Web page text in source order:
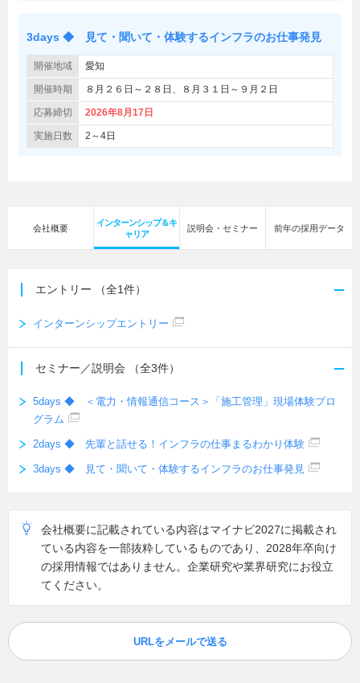
3days ◆ 見て・聞いて・体験するインフラのお仕事発見
開催地域 愛知
開催時期 ８月２６日～２８日、８月３１日～９月２日
応募締切 2026年8月17日
実施日数 2～4日
会社概要
インターンシップ＆キ
ャリア
説明会・セミナー 前年の採用データ
エントリー （全1件）
インターンシップエントリー
セミナー／説明会 （全3件）
5days ◆ ＜電力・情報通信コース＞「施工管理」現場体験プロ
グラム
2days ◆ 先輩と話せる！インフラの仕事まるわかり体験
3days ◆ 見て・聞いて・体験するインフラのお仕事発見
会社概要に記載されている内容はマイナビ2027に掲載され
ている内容を一部抜粋しているものであり、2028年卒向け
の採用情報ではありません。企業研究や業界研究にお役立
てください。
URLをメールで送る